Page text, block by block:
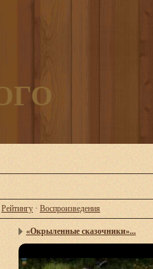
Рейтингу · Воспроизведения
«Окрыленные сказочники»...